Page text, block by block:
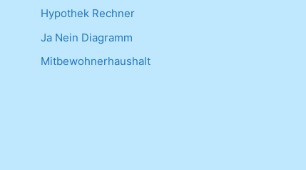
Hypothek Rechner
Ja Nein Diagramm
Mitbewohnerhaushalt